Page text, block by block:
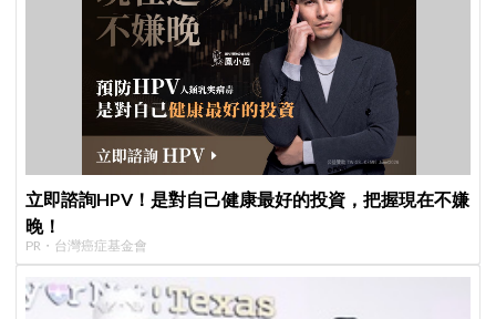
立即諮詢HPV！是對自己健康最好的投資，把握現在不嫌
晚！
PR・台灣癌症基金會